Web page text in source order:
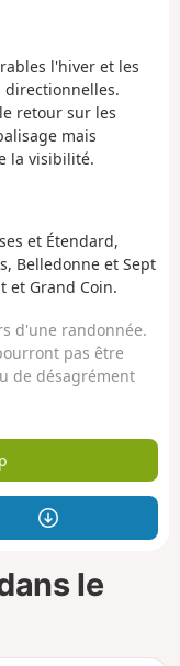
l'hiver et les
directionnelles.
retour sur les
mais
la visibilité.
et Étendard,
Belledonne et Sept
et Grand Coin.
d'une randonnée.
pas être
de désagrément
le